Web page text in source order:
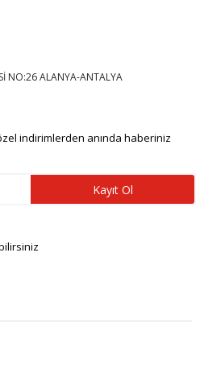
NO:26 ALANYA-ANTALYA
indirimlerden anında haberiniz
Kayıt Ol